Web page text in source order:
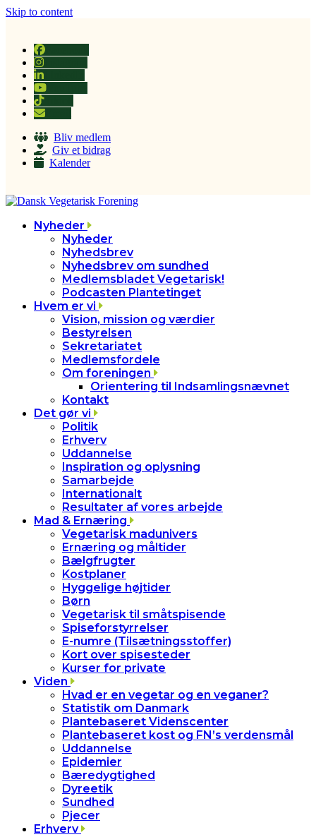
Skip to content
Tiktok
Bliv medlem
Giv et bidrag
Kalender
Nyheder
Nyheder
Nyhedsbrev
Nyhedsbrev om sundhed
Medlemsbladet Vegetarisk!
Podcasten Plantetinget
Hvem er vi
Vision, mission og værdier
Bestyrelsen
Sekretariatet
Medlemsfordele
Om foreningen
Orientering til Indsamlingsnævnet
Kontakt
Det gør vi
Politik
Erhverv
Uddannelse
Inspiration og oplysning
Samarbejde
Internationalt
Resultater af vores arbejde
Mad & Ernæring
Vegetarisk madunivers
Ernæring og måltider
Bælgfrugter
Kostplaner
Hyggelige højtider
Børn
Vegetarisk til småtspisende
Spiseforstyrrelser
E-numre (Tilsætningsstoffer)
Kort over spisesteder
Kurser for private
Viden
Hvad er en vegetar og en veganer?
Statistik om Danmark
Plantebaseret Videnscenter
Plantebaseret kost og FN’s verdensmål
Uddannelse
Epidemier
Bæredygtighed
Dyreetik
Sundhed
Pjecer
Erhverv